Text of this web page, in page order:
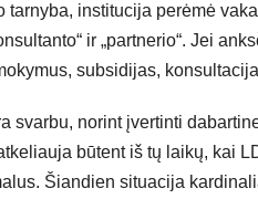
tarnyba, institucija perėmė
ir „partnerio“. Jei
subsidijas,
svarbu, norint įvertinti
būtent iš tų laikų, kai
Šiandien situacija